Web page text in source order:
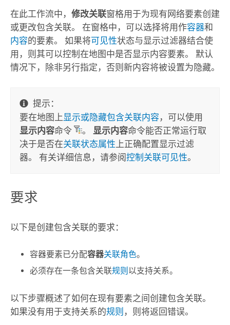
在此工作流中， 修改关联窗格用于为现有网络要素创建
或更改包含关联。 在窗格中，可以选择将用作容器和
内容的要素。 如果将可见性状态与显示过滤器结合使
用，则其可以控制在地图中是否显示内容要素。 默认
情况下，除非另行指定，否则新内容将被设置为隐藏。
提示：
要在地图上显示或隐藏包含关联内容 ，可以使用
显示内容命令 。显示内容命令能否正常运行取
决于是否在关联状态属性上正确配置显示过滤
器。 有关详细信息，请参阅控制关联可见性。
要求
以下是创建包含关联的要求：
容器要素已分配容器关联角色。
必须存在一条包含关联规则 以支持关系。
以下步骤概述了如何在现有要素之间创建包含关联。
如果没有用于支持关系的规则 ，则将返回错误。